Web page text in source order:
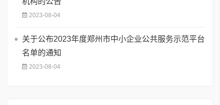
2023-08-04
关于公布2023年度郑州市中小企业公共服务示范平台
名单的通知
2023-08-04